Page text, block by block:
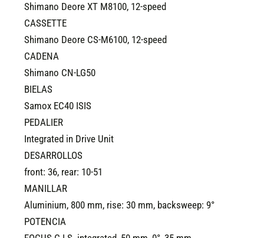
Shimano Deore XT M8100, 12-speed
CASSETTE
Shimano Deore CS-M6100, 12-speed
CADENA
Shimano CN-LG50
BIELAS
Samox EC40 ISIS
PEDALIER
Integrated in Drive Unit
DESARROLLOS
front: 36, rear: 10-51
MANILLAR
Aluminium, 800 mm, rise: 30 mm, backsweep: 9°
POTENCIA